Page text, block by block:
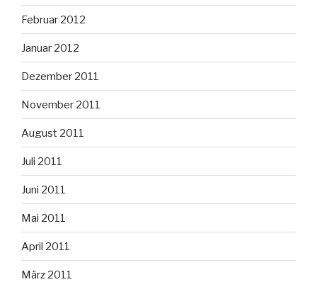
Februar 2012
Januar 2012
Dezember 2011
November 2011
August 2011
Juli 2011
Juni 2011
Mai 2011
April 2011
März 2011